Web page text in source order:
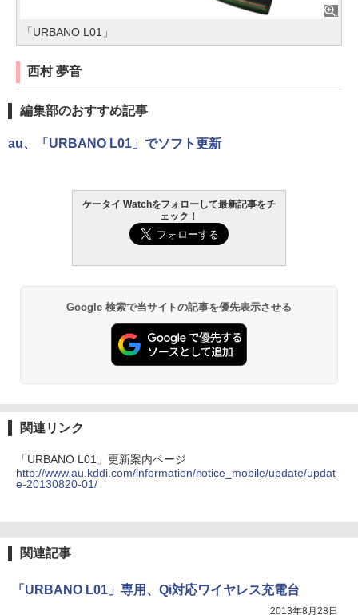
「URBANO L01」
西村 夢音
編集部のおすすめ記事
au、「URBANO L01」でソフト更新
ケータイ Watchをフォローして最新記事をチ
ェック！
Google 検索で当サイトの記事を優先表示させる
関連リンク
「URBANO L01」更新案内ページ
http://www.au.kddi.com/information/notice_mobile/update/updat
e-20130820-01/
関連記事
「URBANO L01」専用、Qi対応ワイヤレス充電台
2013年8月28日